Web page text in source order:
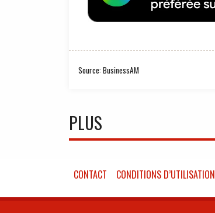
Source: BusinessAM
PLUS
CONTACT CONDITIONS D’UTILISATION